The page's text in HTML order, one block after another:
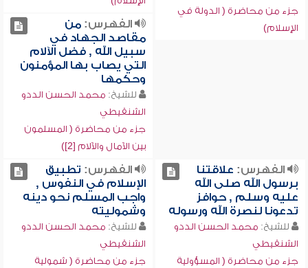
جزء من محاضرة ( الدولة في
الإسلام)
الفهرس:من
مقاصد الجهاد في
سبيل الله , فضل الآلام
التي يصاب بها المؤمنون
وحكمها
للشيخ: محمد الحسن الددو
الشنقيطي
جزء من محاضرة ( المسلمون
بين الآمال والآلام [2])
الفهرس: علاقتنا
برسول الله صلى الله
عليه وسلم , حوافز
تدعونا لنصرة الله ورسوله
للشيخ: محمد الحسن الددو
الشنقيطي
جزء من محاضرة ( المسؤولية
الفهرس: تطبيق
الإسلام في النفوس ,
واجب المسلم نحو دينه
وشموليته
للشيخ: محمد الحسن الددو
الشنقيطي
جزء من محاضرة ( شمولية